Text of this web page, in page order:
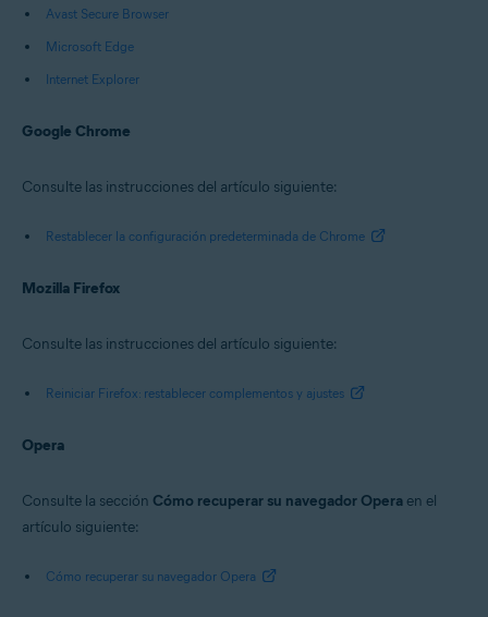
Avast Secure Browser
Microsoft Edge
Internet Explorer
Google Chrome
Consulte las instrucciones del artículo siguiente:
Restablecer la configuración predeterminada de Chrome
Mozilla Firefox
Consulte las instrucciones del artículo siguiente:
Reiniciar Firefox: restablecer complementos y ajustes
Opera
Consulte la sección Cómo recuperar su navegador Opera en el
artículo siguiente:
Cómo recuperar su navegador Opera